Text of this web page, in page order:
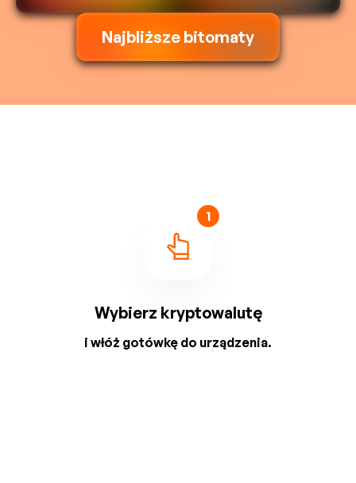
Najbliższe bitomaty
1
Wybierz kryptowalutę
i włóż gotówkę do urządzenia.